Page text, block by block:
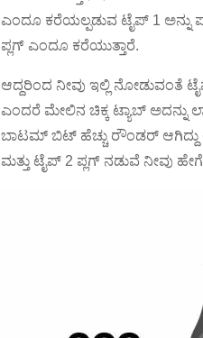
ಎಂದೂ ಕರೆಯಲ್ಪಡುವ ಟೈಪ್ 1 ಅನ್ನು
ಪ್ಲಗ್ ಎಂದೂ ಕರೆಯುತ್ತಾರೆ.
ಆದ್ದರಿಂದ ನೀವು ಇಲ್ಲಿ ನೋಡುವಂತೆ
ಎಂದರೆ ಮೇಲಿನ ಚಿಕ್ಕ ಟ್ಯಾಬ್ ಅದನ್ನು
ಬಾಟಮ್ ಬಿಟ್ ಹೆಚ್ಚು ರೌಂಡರ್ ಆಗಿದ್ದು
ಮತ್ತು ಟೈಪ್ 2 ಪ್ಲಗ್ ನಡುವೆ ನೀವು